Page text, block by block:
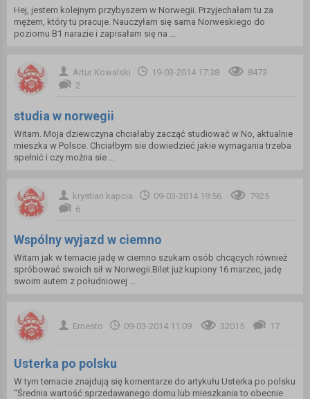
Hej, jestem kolejnym przybyszem w Norwegii. Przyjechałam tu za
mężem, który tu pracuje. Nauczyłam się sama Norweskiego do
poziomu B1 narazie i zapisałam się na ...
Artur Kowalski 19-03-2014 17:38
8473
2
studia w norwegii
Witam. Moja dziewczyna chciałaby zacząć studiować w No, aktualnie
mieszka w Polsce. Chciałbym sie dowiedzieć jakie wymagania trzeba
spełnić i czy można sie ...
krystian kapcia 09-03-2014 19:56
7925
6
Wspólny wyjazd w ciemno
Witam jak w temacie jadę w ciemno szukam osób chcących również
spróbować swoich sił w Norwegii.Bilet już kupiony 16 marzec, jadę
swoim autem z południowej ...
Ernesto 09-03-2014 11:09 32015 17
Usterka po polsku
W tym temacie znajdują się komentarze do artykułu Usterka po polsku
"Średnia wartość sprzedawanego domu lub mieszkania to obecnie